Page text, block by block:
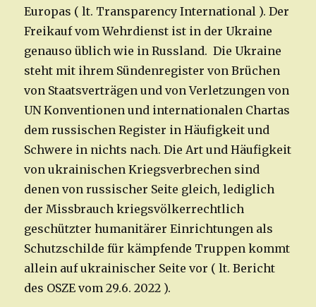
Europas ( lt. Transparency International ). Der
Freikauf vom Wehrdienst ist in der Ukraine
genauso üblich wie in Russland. Die Ukraine
steht mit ihrem Sündenregister von Brüchen
von Staatsverträgen und von Verletzungen von
UN Konventionen und internationalen Chartas
dem russischen Register in Häufigkeit und
Schwere in nichts nach. Die Art und Häufigkeit
von ukrainischen Kriegsverbrechen sind
denen von russischer Seite gleich, lediglich
der Missbrauch kriegsvölkerrechtlich
geschützter humanitärer Einrichtungen als
Schutzschilde für kämpfende Truppen kommt
allein auf ukrainischer Seite vor ( lt. Bericht
des OSZE vom 29.6. 2022 ).